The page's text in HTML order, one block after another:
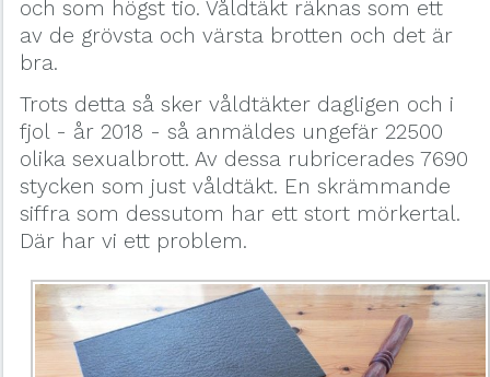
och som högst tio. Våldtäkt räknas som ett
av de grövsta och värsta brotten och det är
bra.
Trots detta så sker våldtäkter dagligen och i
fjol - år 2018 - så anmäldes ungefär 22500
olika sexualbrott. Av dessa rubricerades 7690
stycken som just våldtäkt. En skrämmande
siffra som dessutom har ett stort mörkertal.
Där har vi ett problem.